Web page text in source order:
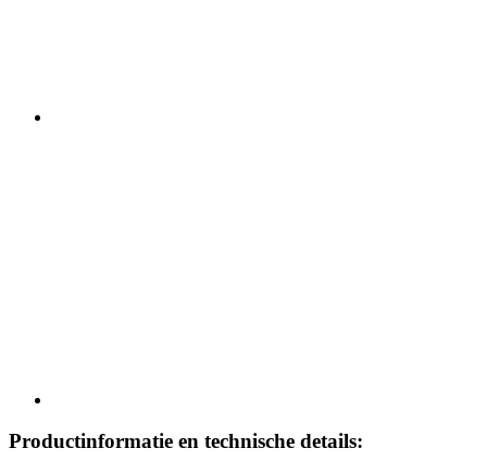
Productinformatie en technische details: